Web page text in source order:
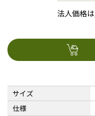
法人価格は
サイズ
仕様